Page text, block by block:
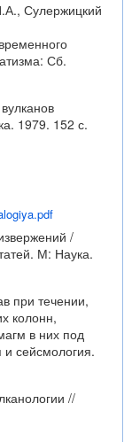
Сулержицкий
Сб.
1979. 152 с.
/
М: Наука.
при течении,
колонн,
в них под
и сейсмология.
//